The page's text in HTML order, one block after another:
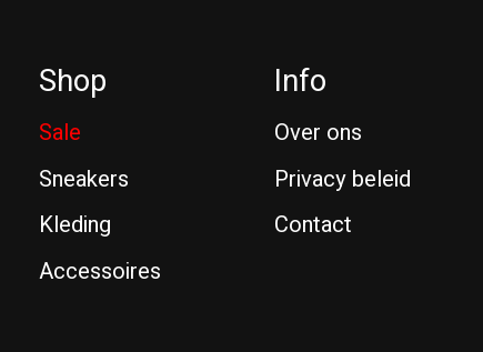
Shop
Sale
Sneakers
Kleding
Accessoires
Info
Over ons
Privacy beleid
Contact